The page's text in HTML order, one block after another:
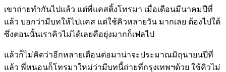
เขาถ่ายทำกันไปแล้ว แต่พี่แคสติ้งโทรมา เมื่อเดือนมีนาคมปีที่
แล้ว บอกว่ามีบทให้ไปแคส แต่ใช้คิวหลายวัน มากเลย ต้องไปใต้
ซึ่งตอนนั้นเราคิวไม่ได้เลยคือยุ่งมากก็เฟลไป
แล้วก็ไม่คิดว่าอีกหลายเดือนต่อมาน่าจะประมาณมิถุนายนปีที่
แล้ว พี่หนอนก็โทรมาใหม่ว่ามีบทนี้ถ่ายที่กรุงเทพฯด้วย ใช้คิวไม่